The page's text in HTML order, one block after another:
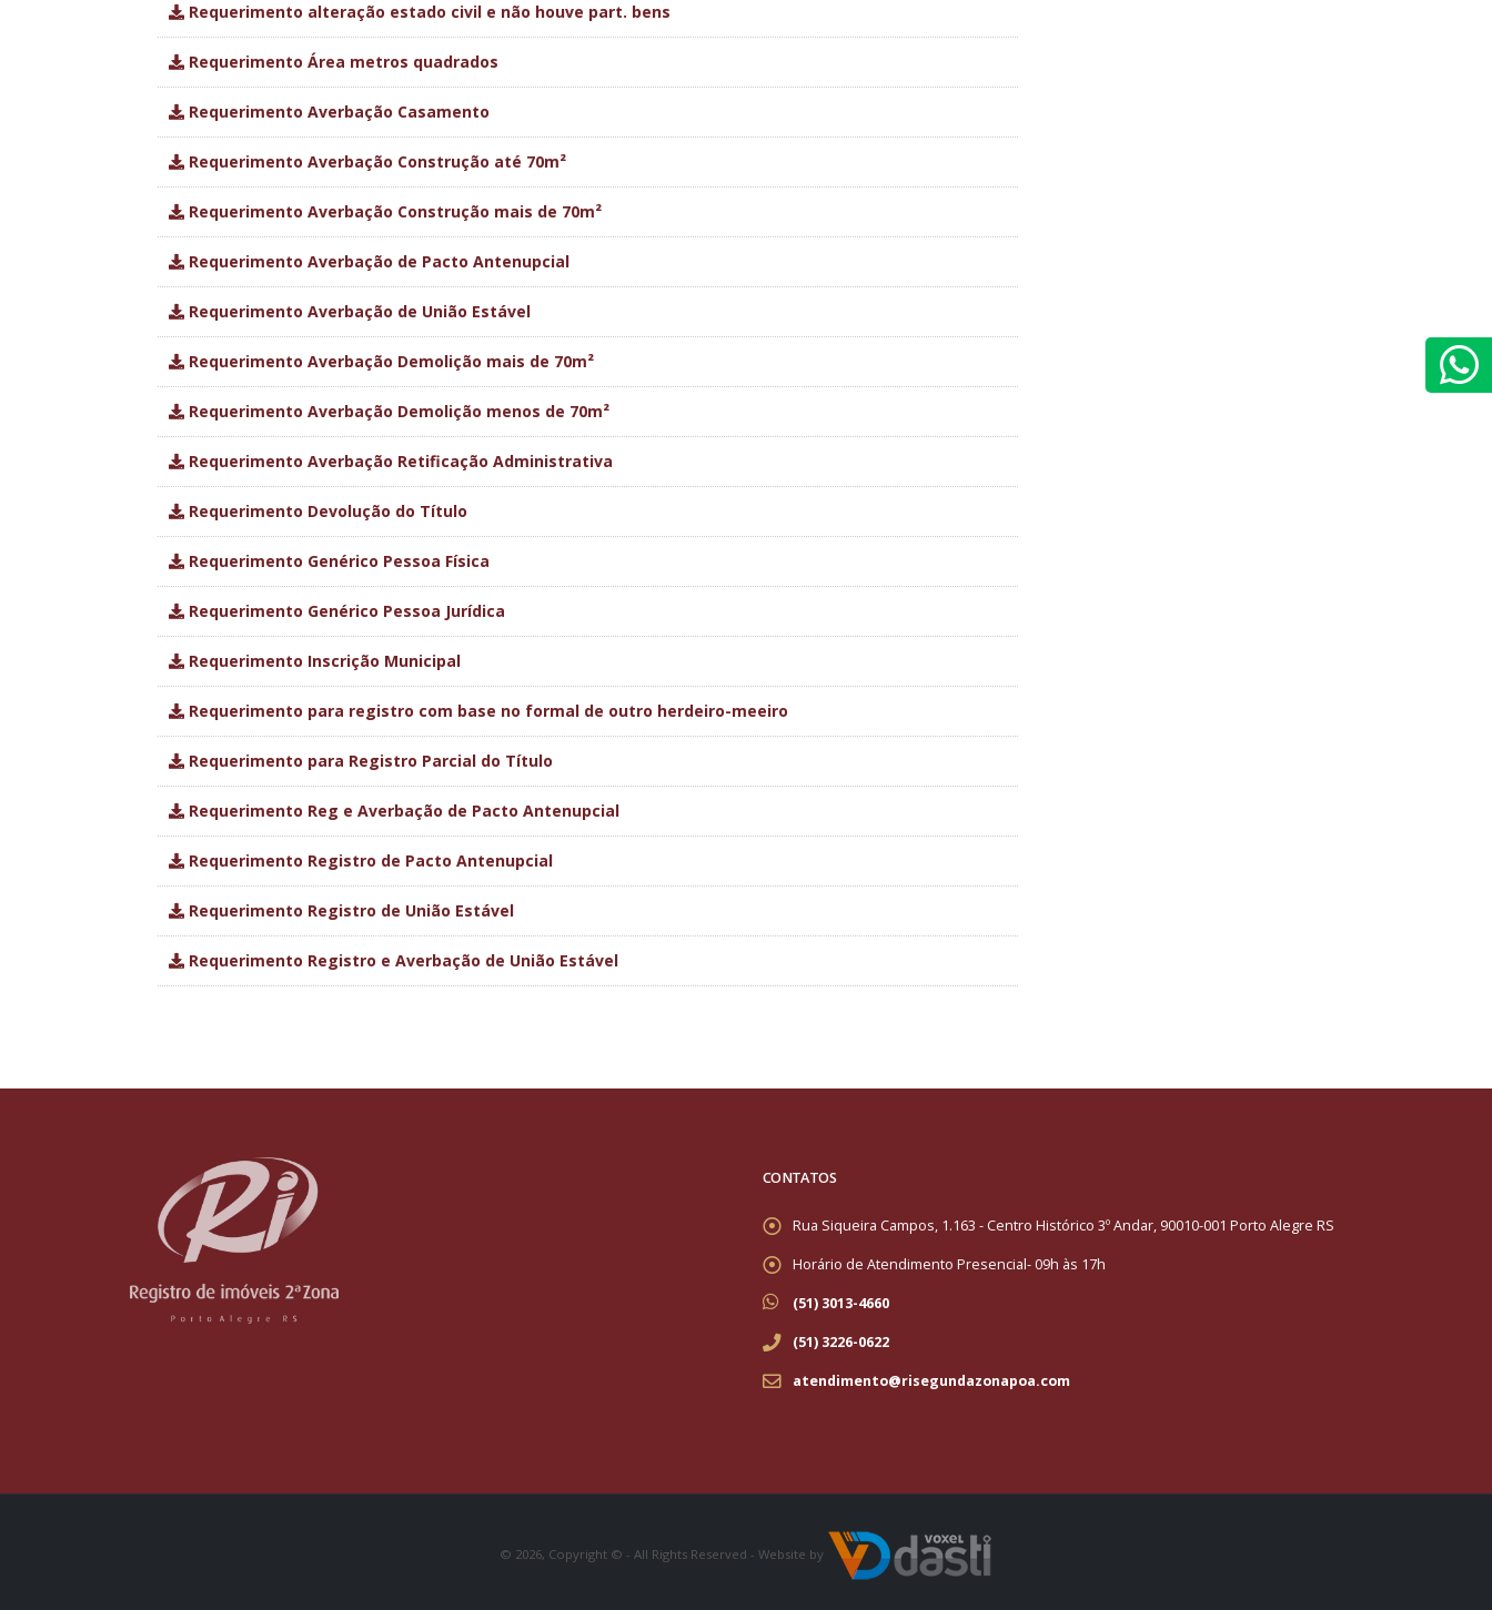
Requerimento alteração estado civil e não houve part. bens
Requerimento Área metros quadrados
Requerimento Averbação Casamento
Requerimento Averbação Construção até 70m²
Requerimento Averbação Construção mais de 70m²
Requerimento Averbação de Pacto Antenupcial
Requerimento Averbação de União Estável
Requerimento Averbação Demolição mais de 70m²
Requerimento Averbação Demolição menos de 70m²
Requerimento Averbação Retificação Administrativa
Requerimento Devolução do Título
Requerimento Genérico Pessoa Física
Requerimento Genérico Pessoa Jurídica
Requerimento Inscrição Municipal
Requerimento para registro com base no formal de outro herdeiro-meeiro
Requerimento para Registro Parcial do Título
Requerimento Reg e Averbação de Pacto Antenupcial
Requerimento Registro de Pacto Antenupcial
Requerimento Registro de União Estável
Requerimento Registro e Averbação de União Estável
CONTATOS
Rua Siqueira Campos, 1.163 - Centro Histórico 3º Andar, 90010-001 Porto Alegre RS
Horário de Atendimento Presencial- 09h às 17h
(51) 3013-4660
(51) 3226-0622
atendimento@risegundazonapoa.com
© 2026, Copyright © - All Rights Reserved - Website by